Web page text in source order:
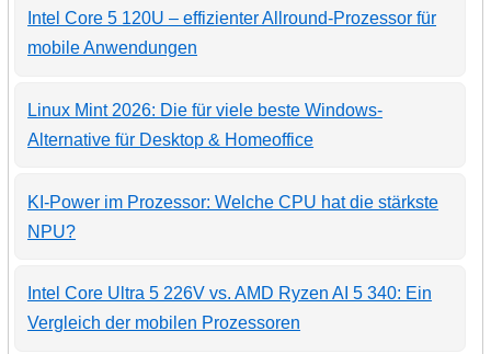
Intel Core 5 120U – effizienter Allround-Prozessor für
mobile Anwendungen
Linux Mint 2026: Die für viele beste Windows-
Alternative für Desktop & Homeoffice
KI-Power im Prozessor: Welche CPU hat die stärkste
NPU?
Intel Core Ultra 5 226V vs. AMD Ryzen AI 5 340: Ein
Vergleich der mobilen Prozessoren